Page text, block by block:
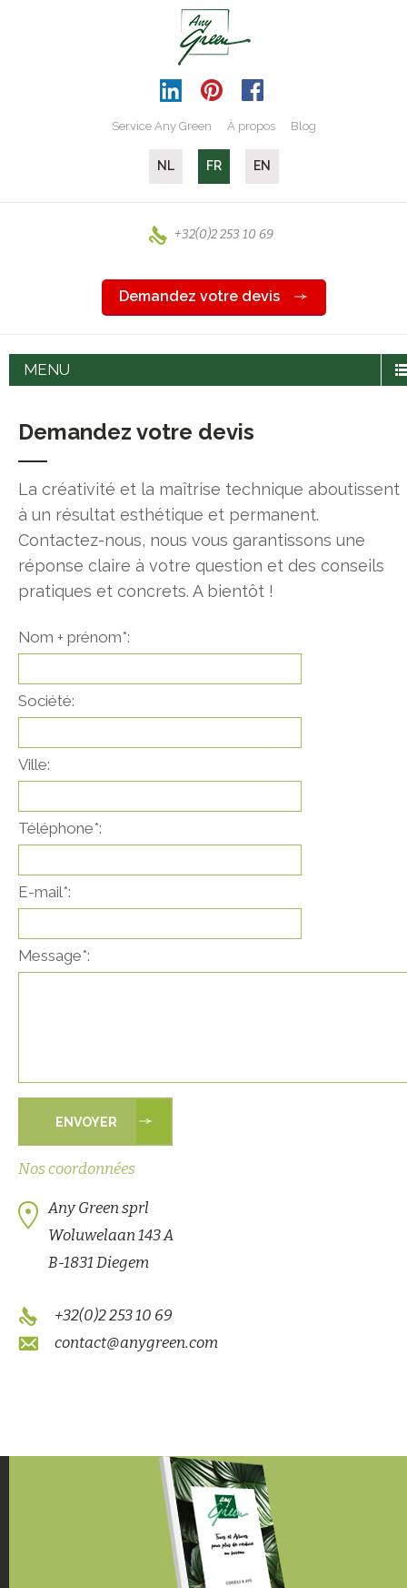
Service Any Green À propos Blog
NL FR EN
+32(0)2 253 10 69
Demandez votre devis
MENU
Demandez votre devis
La créativité et la maîtrise technique aboutissent
à un résultat esthétique et permanent.
Contactez-nous, nous vous garantissons une
réponse claire à votre question et des conseils
pratiques et concrets. A bientôt !
Nom + prénom*:
Société:
Ville:
Téléphone*:
E-mail*:
Message*:
Nos coordonnées
Any Green sprl
Woluwelaan 143 A
B-1831 Diegem
+32(0)2 253 10 69
contact@anygreen.com